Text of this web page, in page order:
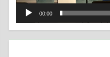
00:00